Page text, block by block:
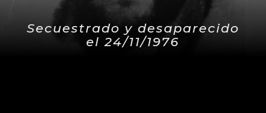
Secuestrado y desaparecido
el 24/11/1976